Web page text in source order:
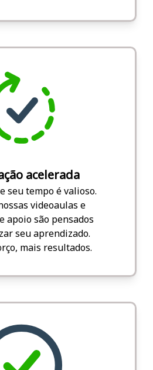
acelerada
seu tempo é valioso.
videoaulas e
apoio são pensados
seu aprendizado.
mais resultados.